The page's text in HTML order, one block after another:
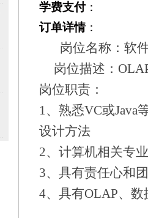
学费支付：
订单详情：
岗位名称：软
岗位描述：
岗位职责：
1、熟悉VC或Java
设计方法
2、计算机相关专
3、具有责任心和
4、具有OLAP、